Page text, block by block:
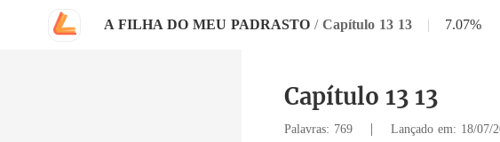
A FILHA DO MEU PADRASTO / Capítulo 13 13 | 7.07%
Capítulo 13 13
Palavras: 769 | Lançado em: 18/07/